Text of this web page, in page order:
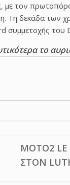
με τον
Τη δεκάδα των
συμμετοχής του
το
MOTO2
ΣΤΟΝ